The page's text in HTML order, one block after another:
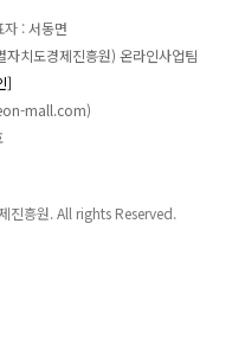
자 :서동면
치도경제진흥원) 온라인사업팀
]
mall.com)
진흥원. All rights Reserved.